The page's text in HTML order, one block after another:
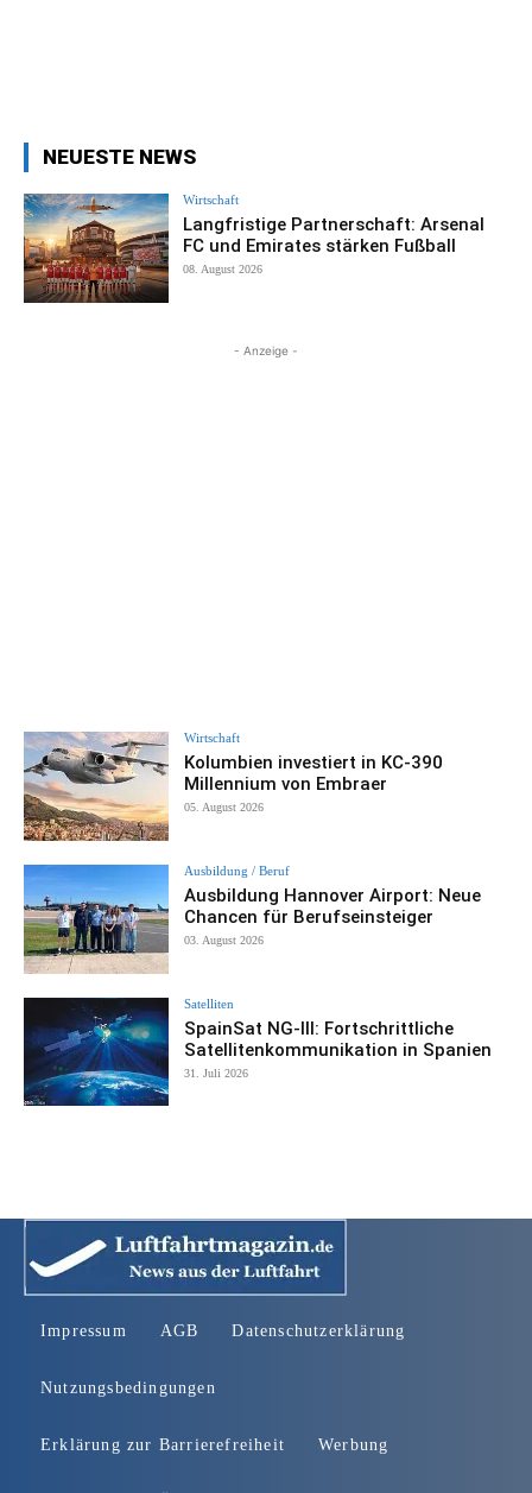
NEUESTE NEWS
Wirtschaft
Langfristige Partnerschaft: Arsenal
FC und Emirates stärken Fußball
08. August 2026
- Anzeige -
Wirtschaft
Kolumbien investiert in KC-390
Millennium von Embraer
05. August 2026
Ausbildung / Beruf
Ausbildung Hannover Airport: Neue
Chancen für Berufseinsteiger
03. August 2026
Satelliten
SpainSat NG-III: Fortschrittliche
Satellitenkommunikation in Spanien
31. Juli 2026
Impressum AGB Datenschutzerklärung
Nutzungsbedingungen
Erklärung zur Barrierefreiheit Werbung